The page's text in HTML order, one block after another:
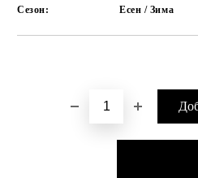
Сезон:
Есен / Зима